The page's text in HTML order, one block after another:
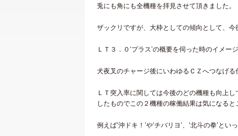
兎にも角にも全機種を拝見させて頂きました。
ザックリですが、大枠としての傾向として、
ＬＴ３．０‘プラス’の概要を伺った時のイメー
犬夜叉のチャージ後にいわゆるＣＺへつなげ
ＬＴ突入率に関しては今後のどの機種も向上
したものでこの２機種の稼働結果は気になると
例えば‘沖ドキ！’や‘チバリヨ’、‘北斗の拳’と